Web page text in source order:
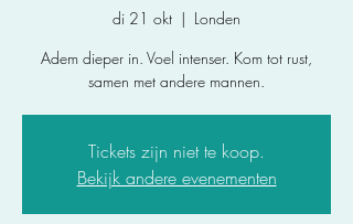
di 21 okt
  |
Londen
Adem dieper in. Voel intenser. Kom tot rust,
samen met andere mannen.
Tickets zijn niet te koop.
Bekijk andere evenementen